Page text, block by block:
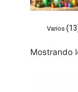
Varios
Mostrando